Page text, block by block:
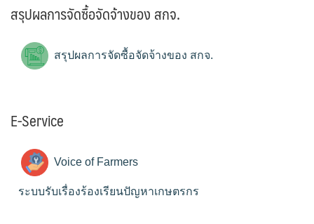
สรุปผลการจัดซื้อจัดจ้างของ สกจ.
สรุปผลการจัดซื้อจัดจ้างของ สกจ.
E-Service
Voice of Farmers
ระบบรับเรื่องร้องเรียนปัญหาเกษตรกร